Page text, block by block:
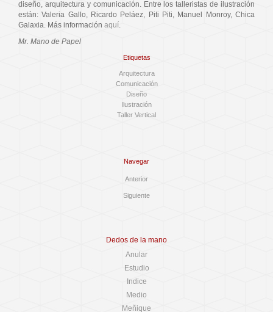
diseño, arquitectura y comunicación. Entre los talleristas de ilustración
están: Valeria Gallo, Ricardo Peláez, Piti Piti, Manuel Monroy, Chica
Galaxia. Más información aquí
Mr. Mano de Papel
Etiquetas
Arquitectura
Comunicación
Diseño
Ilustración
Taller Vertical
Navegar
Anterior
Siguiente
Dedos de la mano
Anular
Estudio
Indice
Medio
Meñique